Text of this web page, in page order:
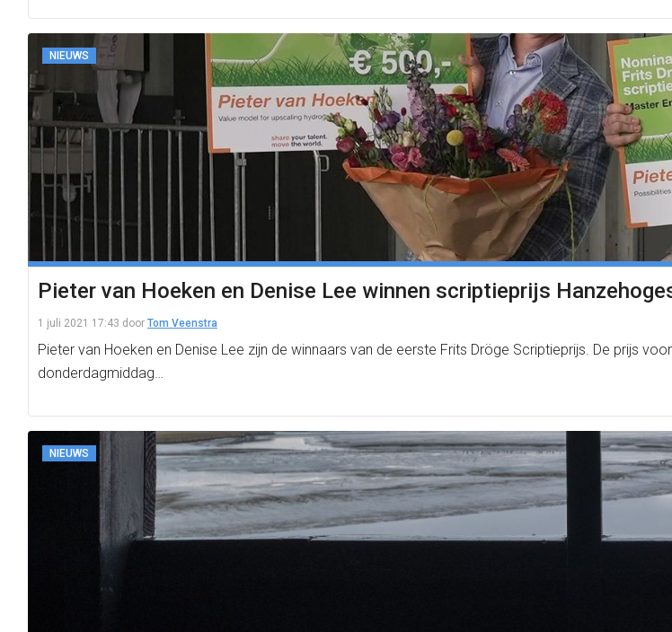
NIEUWS
Pieter van Hoeken en Denise Lee winnen scriptieprijs
1 juli 2021 17:43 door Tom Veenstra
Pieter van Hoeken en Denise Lee zijn de winnaars van de eerste Frits Dröge Scriptieprijs. De prijs
donderdagmiddag…
NIEUWS